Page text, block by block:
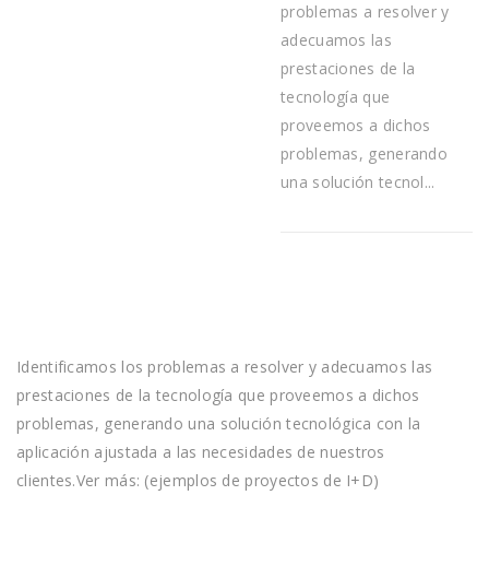
problemas a resolver y
adecuamos las
prestaciones de la
tecnología que
proveemos a dichos
problemas, generando
una solución tecnol...
Identificamos los problemas a resolver y adecuamos las
prestaciones de la tecnología que proveemos a dichos
problemas, generando una solución tecnológica con la
aplicación ajustada a las necesidades de nuestros
clientes.Ver más: (ejemplos de proyectos de I+D)